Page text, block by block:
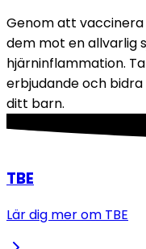
Genom att
dem mot en allvarlig
hjärninflammation.
erbjudande och
ditt barn.
TBE
Lär dig mer om TBE